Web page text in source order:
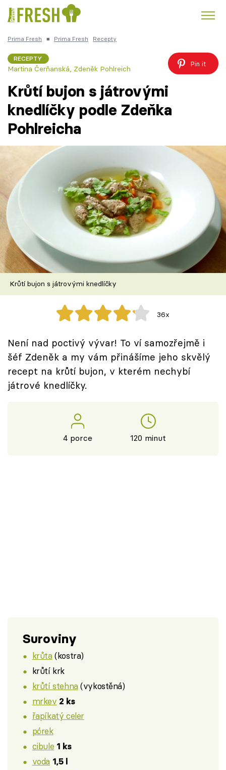
Česká kuchyně Čokoláda
Témata
Recepty
Články
TV Program
Škola vaření
Recepty z TV
Speciál: Cuketa
Těhotnej kuchař
Přihlášení
Prima Fresh ■ Prima Fresh Recepty
RECEPTY
Martina Čerňanská Zdeněk Pohlreich
Pin it
Krůtí bujon s játrovými
knedlíčky podle Zdeňka
Pohlreicha
Krůtí bujon s játrovými knedlíčky
36x
Není nad poctivý vývar! To ví samozřejmě i
šéf Zdeněk a my vám přinášíme jeho skvělý
recept na krůtí bujon, v kterém nechybí
játrové knedlíčky.
4 porce 120 minut
Suroviny
krůta(kostra)
krůtí krk
krůtí stehna(vykostěná)
mrkev 2 ks
řapíkatý celer
pórek
cibule 1 ks
voda 1,5 l